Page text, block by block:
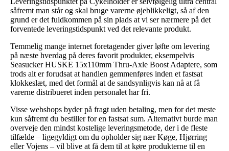
såfremt man står og skal bruge varerne øjeblikkeligt, så af den
grund er det fuldkommen på sin plads at vi ser nærmere på det
forventede leveringstidspunkt ved det relevante produkt.
Temmelig mange internet foretagender giver løfte om levering
på næste hverdag på deres favorit produkter, eksempelvis
Seasucker HUSKE 15x110mm Thru-Axle Boost Adaptere, som
trods alt er forudsat at handlen gemmenføres inden et fastsat
klokkeslæt, med det formål at de sandsynligvis kan nå at få
varerne distribueret inden personalet har fri.
Visse webshops byder på fragt uden betaling, men for det meste
kun såfremt du bestiller for en fastsat sum. Alternativt burde man
overveje den mindst kostelige leveringsmetode, der i de fleste
tilfælde – ligegyldigt om du opholder sig nær Køge, Hjørring
eller Vojens – vil blive at få dem til at køre produkterne til en